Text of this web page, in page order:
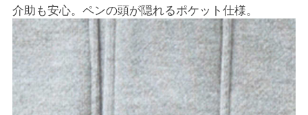
介助も安心。ペンの頭が隠れるポケット仕様。